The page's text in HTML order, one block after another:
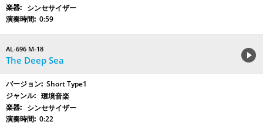
シンセサイザー
0:59
AL-696 M-18
The Deep Sea
Short Type1
環境音楽
シンセサイザー
0:22